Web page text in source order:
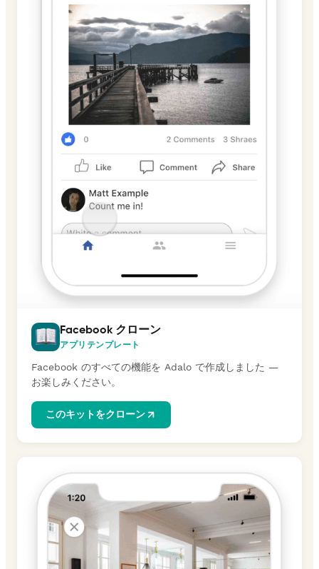
Facebook クローン
アプリテンプレート
Facebook のすべての機能を Adalo で作成しました —
お楽しみください。
このキットをクローン